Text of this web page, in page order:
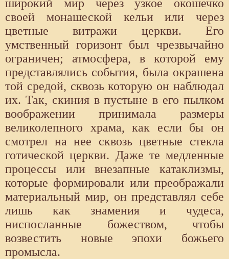
широкий мир через узкое окошечко
своей монашеской кельи или через
цветные витражи церкви. Его
умственный горизонт был чрезвычайно
ограничен; атмосфера, в которой ему
представлялись события, была окрашена
той средой, сквозь которую он наблюдал
их. Так, скиния в пустыне в его пылком
воображении принимала размеры
великолепного храма, как если бы он
смотрел на нее сквозь цветные стекла
готической церкви. Даже те медленные
процессы или внезапные катаклизмы,
которые формировали или преображали
материальный мир, он представлял себе
лишь как знамения и чудеса,
ниспосланные божеством, чтобы
возвестить новые эпохи божьего
промысла.